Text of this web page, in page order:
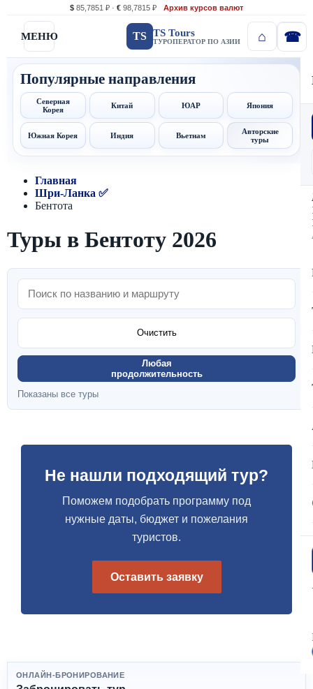
$ 85,7851 ₽ · € 98,7815 ₽ Архив курсов валют
МЕНЮ TS TS Tours
ТУРОПЕРАТОР ПО АЗИИ
Популярные направления
Северная
Корея
Китай ЮАР Япония
Южная Корея Индия Вьетнам
Авторские
туры
Главная
Шри-Ланка ✅
Бентота
Туры в Бентоту 2026
Очистить
Любая
продолжительность
Показаны все туры
Не нашли подходящий тур?
Поможем подобрать программу под
нужные даты, бюджет и пожелания
туристов.
Оставить заявку
ОНЛАЙН-БРОНИРОВАНИЕ